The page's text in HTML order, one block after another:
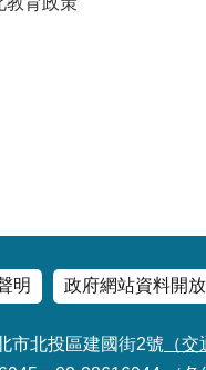
明 政府網站資料開
市北投區建國街2號 （交